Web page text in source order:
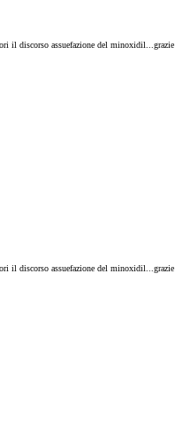
il discorso assuefazione del minoxidil...grazie
il discorso assuefazione del minoxidil...grazie